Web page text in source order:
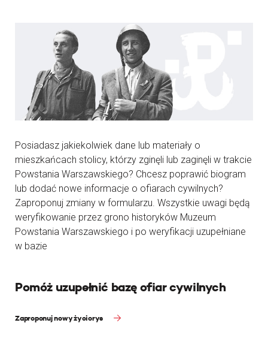
Posiadasz jakiekolwiek dane lub materiały o
mieszkańcach stolicy, którzy zginęli lub zaginęli w trakcie
Powstania Warszawskiego? Chcesz poprawić biogram
lub dodać nowe informacje o ofiarach cywilnych?
Zaproponuj zmiany w formularzu. Wszystkie uwagi będą
weryfikowanie przez grono historyków Muzeum
Powstania Warszawskiego i po weryfikacji uzupełniane
w bazie
Pomóż uzupełnić bazę ofiar cywilnych
Zaproponuj nowy życiorys